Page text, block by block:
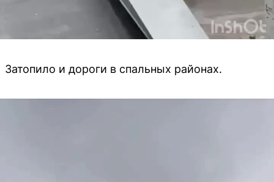
Затопило и дороги в спальных районах.